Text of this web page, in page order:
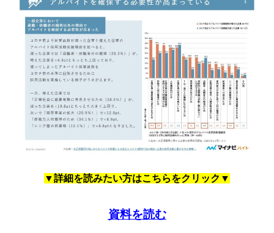
▼詳細を読みたい方はこちらをクリック▼
資料を読む